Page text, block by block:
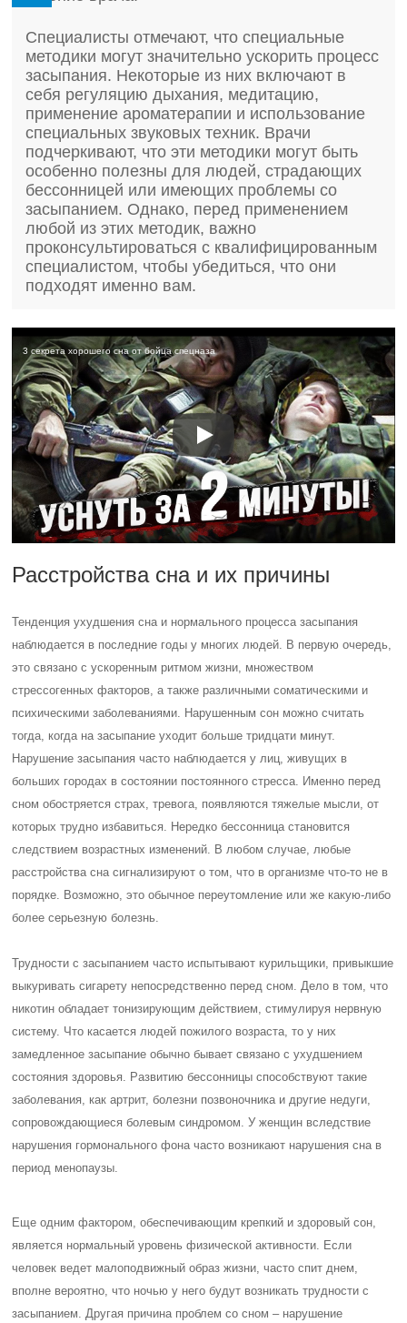
Специалисты отмечают, что специальные
методики могут значительно ускорить процесс
засыпания. Некоторые из них включают в
себя регуляцию дыхания, медитацию,
применение ароматерапии и использование
специальных звуковых техник. Врачи
подчеркивают, что эти методики могут быть
особенно полезны для людей, страдающих
бессонницей или имеющих проблемы со
засыпанием. Однако, перед применением
любой из этих методик, важно
проконсультироваться с квалифицированным
специалистом, чтобы убедиться, что они
подходят именно вам.
3 секрета хорошего сна от бойца спецназа
Расстройства сна и их причины
Тенденция ухудшения сна и нормального процесса засыпания
наблюдается в последние годы у многих людей. В первую очередь,
это связано с ускоренным ритмом жизни, множеством
стрессогенных факторов, а также различными соматическими и
психическими заболеваниями. Нарушенным сон можно считать
тогда, когда на засыпание уходит больше тридцати минут.
Нарушение засыпания часто наблюдается у лиц, живущих в
больших городах в состоянии постоянного стресса. Именно перед
сном обостряется страх, тревога, появляются тяжелые мысли, от
которых трудно избавиться. Нередко бессонница становится
следствием возрастных изменений. В любом случае, любые
расстройства сна сигнализируют о том, что в организме что-то не в
порядке. Возможно, это обычное переутомление или же какую-либо
более серьезную болезнь.
Трудности с засыпанием часто испытывают курильщики, привыкшие
выкуривать сигарету непосредственно перед сном. Дело в том, что
никотин обладает тонизирующим действием, стимулируя нервную
систему. Что касается людей пожилого возраста, то у них
замедленное засыпание обычно бывает связано с ухудшением
состояния здоровья. Развитию бессонницы способствуют такие
заболевания, как артрит, болезни позвоночника и другие недуги,
сопровождающиеся болевым синдромом. У женщин вследствие
нарушения гормонального фона часто возникают нарушения сна в
период менопаузы.
Еще одним фактором, обеспечивающим крепкий и здоровый сон,
является нормальный уровень физической активности. Если
человек ведет малоподвижный образ жизни, часто спит днем,
вполне вероятно, что ночью у него будут возникать трудности с
засыпанием. Другая причина проблем со сном – нарушение